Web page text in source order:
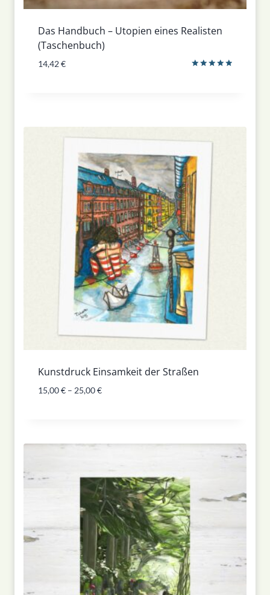
Das Handbuch – Utopien eines Realisten
(Taschenbuch)
14,42€
Kunstdruck Einsamkeit der Straßen
15,00€ – 25,00€